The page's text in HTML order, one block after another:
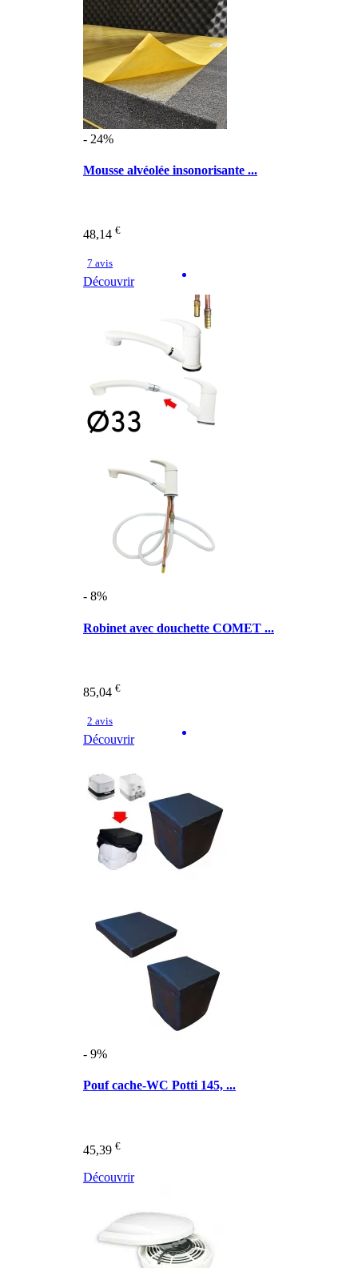
- 24%
Mousse alvéolée insonorisante ...
48,14 €
7 avis
Découvrir
- 8%
Robinet avec douchette COMET ...
85,04 €
2 avis
Découvrir
- 9%
Pouf cache-WC Potti 145, ...
45,39 €
Découvrir